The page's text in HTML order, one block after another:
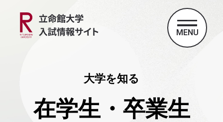
MENU
大学を知る
在学生・卒業生